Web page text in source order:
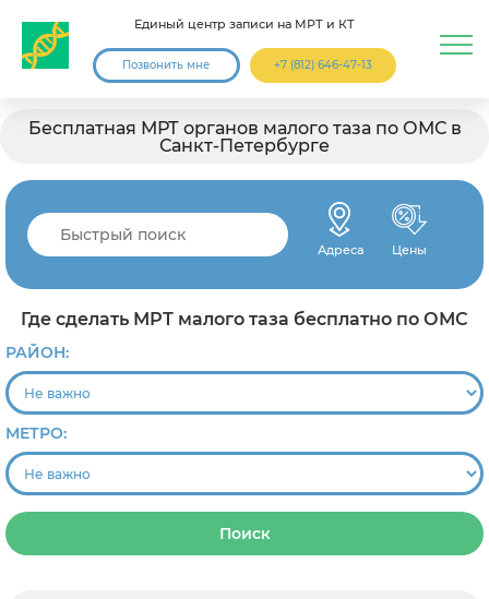
Единый центр записи на МРТ и КТ
Позвонить мне +7 (812) 646-47-13
Бесплатная МРТ органов малого таза по ОМС в
Санкт-Петербурге
Адреса Цены
Где сделать МРТ малого таза бесплатно по ОМС
РАЙОН:
МЕТРО:
Поиск